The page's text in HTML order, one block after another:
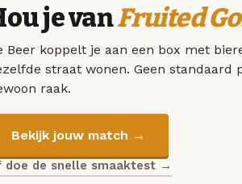
je vanFruited
Beer koppelt je aan een box met
straat wonen. Geen standaard
raak.
Bekijk jouw match →
doe de snelle smaaktest →